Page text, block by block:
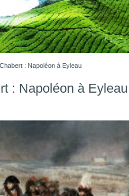
: Napoléon à Eyleau
: Napoléon à Eyleau